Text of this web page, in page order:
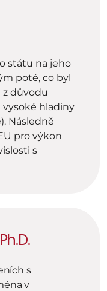
státu na jeho
poté, co byl
z důvodu
vysoké hladiny
Následně
pro výkon
s
s
v